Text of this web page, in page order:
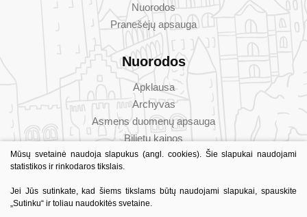
Nuorodos
Pranešėjų apsauga
Nuorodos
Apklausa
Archyvas
Asmens duomenų apsauga
Bilietų kainos
Dažniausiai užduodami klausimai
Konsultavimas su visuomene
Mūsų svetainė naudoja slapukus (angl. cookies). Šie slapukai naudojami
statistikos ir rinkodaros tikslais.
Jei Jūs sutinkate, kad šiems tikslams būtų naudojami slapukai, spauskite
„Sutinku“ ir toliau naudokitės svetaine.